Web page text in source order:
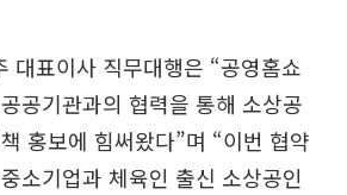
대표이사 직무대행은 “공영홈쇼
공기관과의 협력을 통해 소상공
홍보에 힘써왔다”며 “이번 협약
소기업과 체육인 출신 소상공인